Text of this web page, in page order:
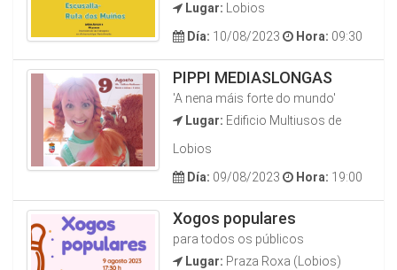
Lugar: Lobios
Día: 10/08/2023 Hora: 09:30
PIPPI MEDIASLONGAS
'A nena máis forte do mundo'
Lugar: Edificio Multiusos de
Lobios
Día: 09/08/2023 Hora: 19:00
Xogos populares
para todos os públicos
Lugar: Praza Roxa (Lobios)